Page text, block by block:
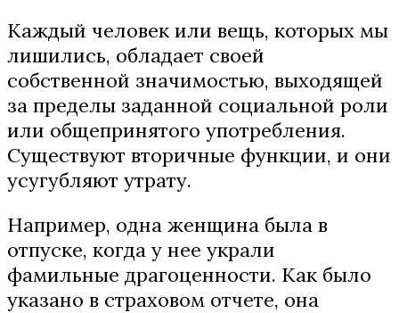
Каждый человек или вещь, которых мы
лишились, обладает своей
собственной значимостью, выходящей
за пределы заданной социальной роли
или общепринятого употребления.
Существуют вторичные функции, и они
усугубляют утрату.
Например, одна женщина была в
отпуске, когда у нее украли
фамильные драгоценности. Как было
указано в страховом отчете, она